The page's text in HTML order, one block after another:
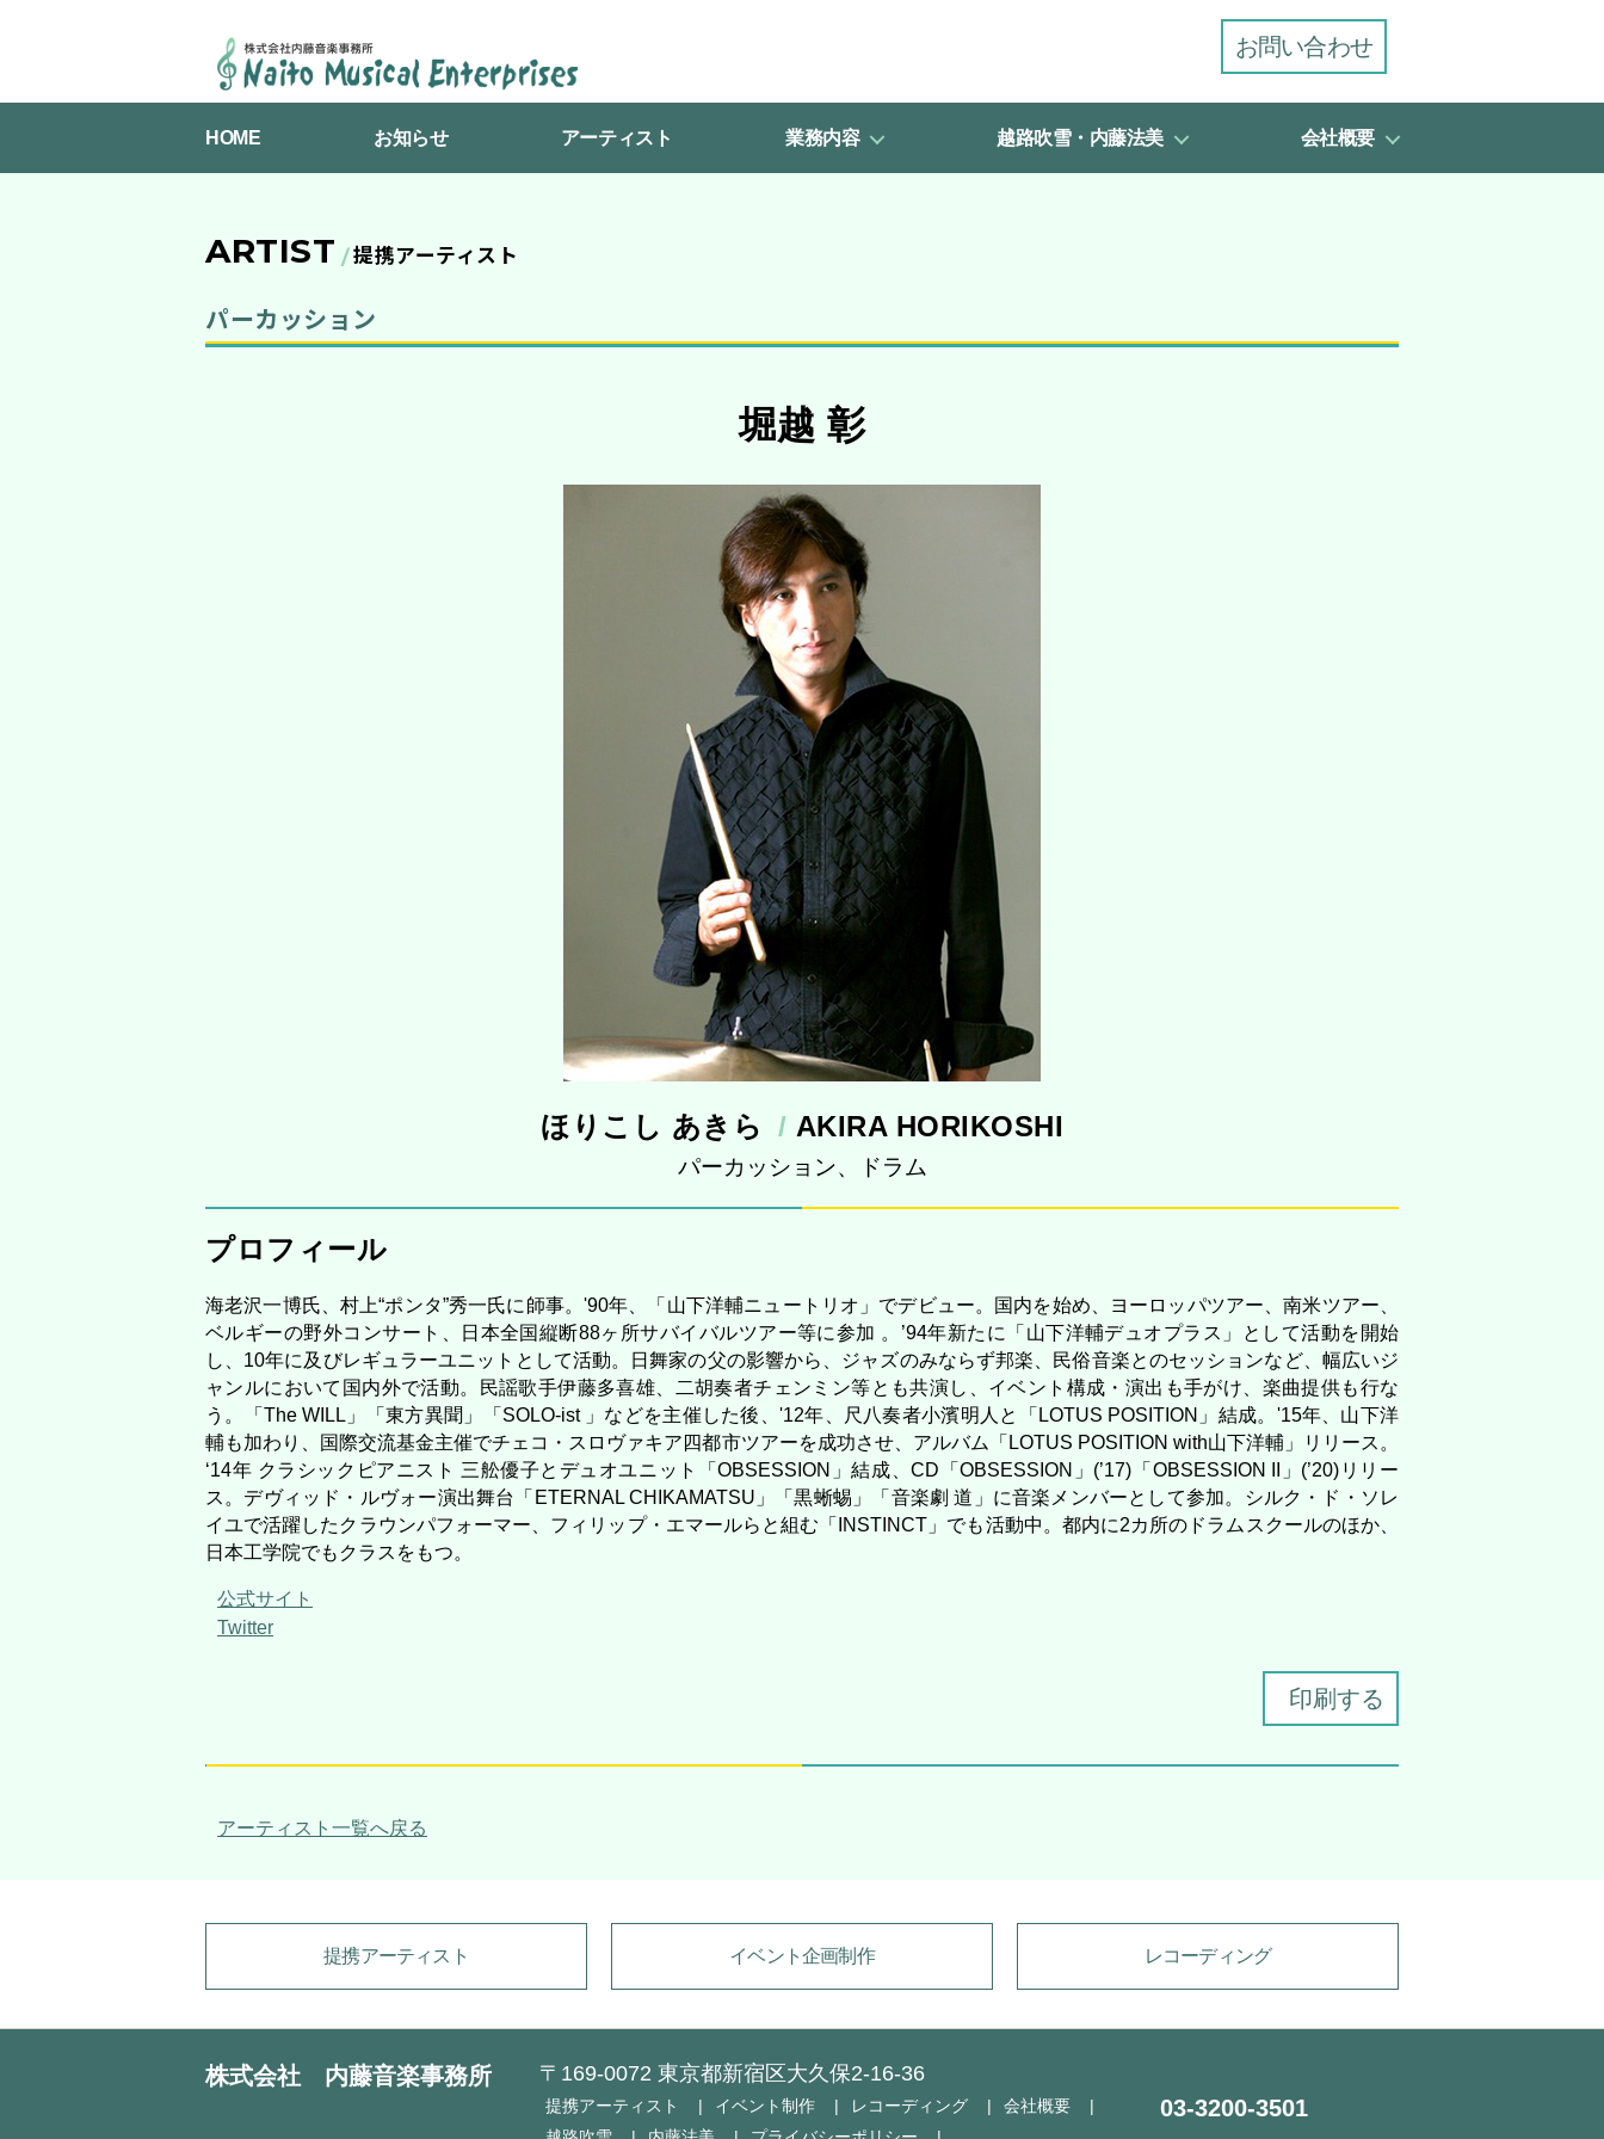
NAITO
ENTERPRISES
お問い合わせ
HOME お知らせ アーティスト 業務内容 越路吹雪・内藤法美 会社概要
ARTIST 提携アーティスト
パーカッション
堀越 彰
ほりこし あきら AKIRA HORIKOSHI
パーカッション、ドラム
プロフィール
海老沢一博氏、村上“ポンタ”秀一氏に師事。'90年、「山下洋輔ニュートリオ」でデビュー。国内を始め、ヨーロッパツアー、南米ツアー、
ベルギーの野外コンサート、日本全国縦断88ヶ所サバイバルツアー等に参加 。’94年新たに「山下洋輔デュオプラス」として活動を開始
し、10年に及びレギュラーユニットとして活動。日舞家の父の影響から、ジャズのみならず邦楽、民俗音楽とのセッションなど、幅広いジ
ャンルにおいて国内外で活動。民謡歌手伊藤多喜雄、二胡奏者チェンミン等とも共演し、イベント構成・演出も手がけ、楽曲提供も行な
う。「The WILL」「東方異聞」「SOLO-ist 」などを主催した後、'12年、尺八奏者小濱明人と「LOTUS POSITION」結成。'15年、山下洋
輔も加わり、国際交流基金主催でチェコ・スロヴァキア四都市ツアーを成功させ、アルバム「LOTUS POSITION with山下洋輔」リリース。
‘14年 クラシックピアニスト 三舩優子とデュオユニット「OBSESSION」結成、CD「OBSESSION」(’17)「OBSESSION II」(’20)リリー
ス。デヴィッド・ルヴォー演出舞台「ETERNAL CHIKAMATSU」「黒蜥蜴」「音楽劇 道」に音楽メンバーとして参加。シルク・ド・ソレ
イユで活躍したクラウンパフォーマー、フィリップ・エマールらと組む「INSTINCT」でも活動中。都内に2カ所のドラムスクールのほか、
日本工学院でもクラスをもつ。
公式サイト
Twitter
印刷する
アーティスト一覧へ戻る
提携アーティスト イベント企画制作 レコーディング
株式会社 内藤音楽事務所 〒169-0072 東京都新宿区大久保2-16-36
提携アーティスト イベント制作 レコーディング
会社概要
03-3200-3501